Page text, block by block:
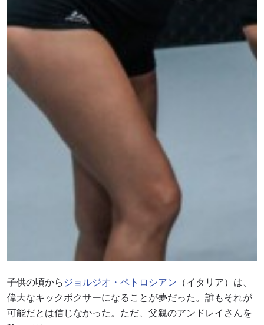
子供の頃から ジョルジオ・ペトロシアン （イタリア）は、
偉大なキックボクサーになることが夢だった。誰もそれが
可能だとは信じなかった。ただ、父親のアンドレイさんを